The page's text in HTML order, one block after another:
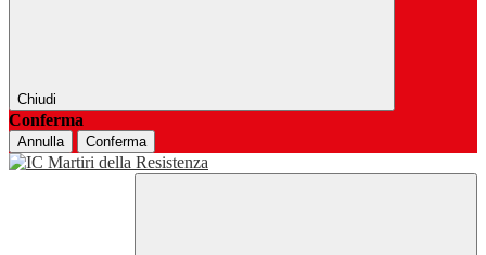
Chiudi
Conferma
Annulla Conferma